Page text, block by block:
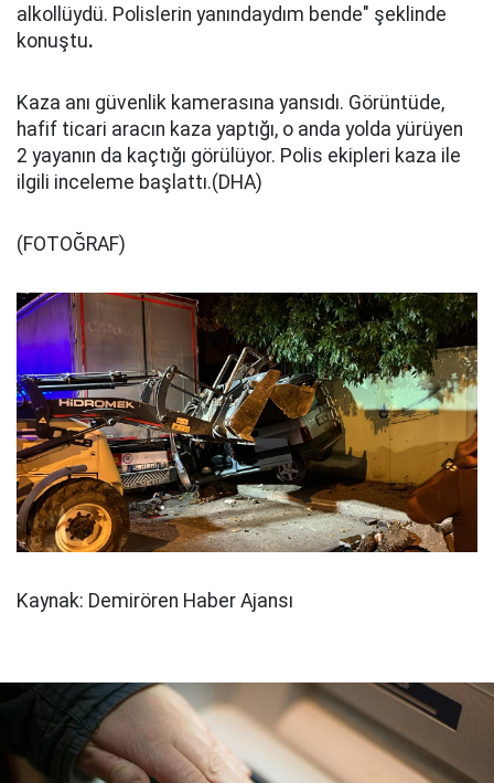
alkollüydü. Polislerin yanındaydım bende" şeklinde
konuştu.
Kaza anı güvenlik kamerasına yansıdı. Görüntüde,
hafif ticari aracın kaza yaptığı, o anda yolda yürüyen
2 yayanın da kaçtığı görülüyor. Polis ekipleri kaza ile
ilgili inceleme başlattı.(DHA)
(FOTOĞRAF)
Kaynak: Demirören Haber Ajansı